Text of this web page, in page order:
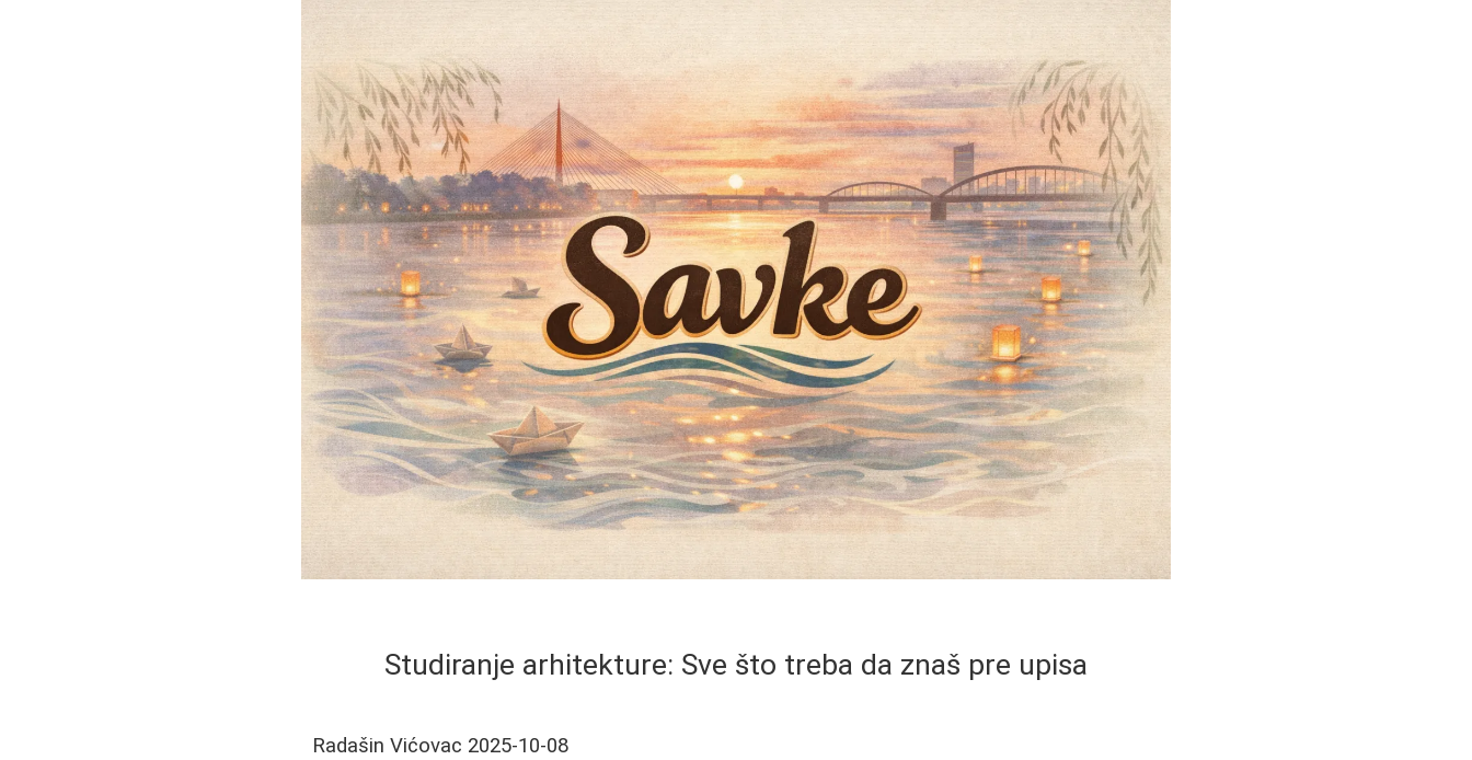
Studiranje arhitekture: Sve što treba da znaš pre upisa
Radašin Vićovac 2025-10-08